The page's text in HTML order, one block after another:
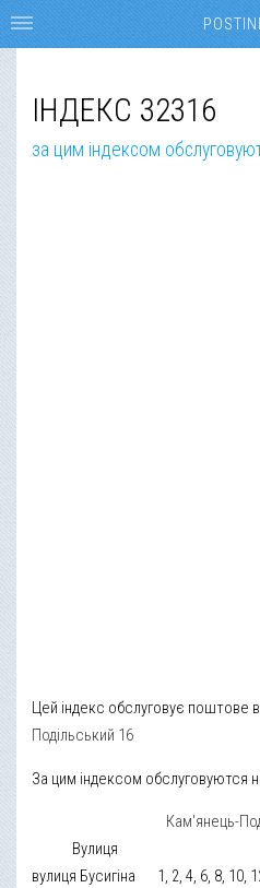
ІНДЕКС 32316
за цим індексом
Цей індекс обслуговує поштове
Подільський 16
За цим індексом обслуговуются
Кам'янець-
Вулиця
вулиця Бусигіна
1, 2, 4, 6, 8, 10,